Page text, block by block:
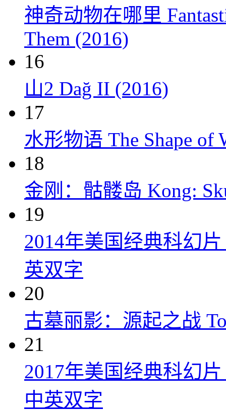
神奇动物在哪里
Them (2016)
16
山2 Dağ II (2016)
17
水形物语 The Shape of
18
金刚：骷髅岛 Kong:
19
2014年美国经典科幻
英双字
20
古墓丽影：源起之战
21
2017年美国经典科幻
中英双字